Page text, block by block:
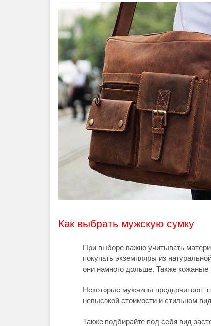
Как выбрать мужскую сумку
При выборе важно учитывать
покупать экземпляры из
они намного дольше. Также кожаные
Некоторые мужчины предпочитают
невысокой стоимости и стильном
Также подбирайте под себя вид